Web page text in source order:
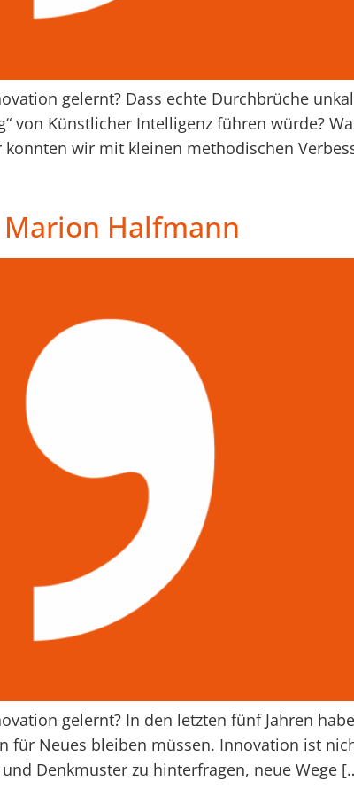
gelernt? Dass echte Durchbrüche
von Künstlicher Intelligenz führen würde?
wir mit kleinen methodischen
Halfmann
gelernt? In den letzten fünf Jahren
Neues bleiben müssen. Innovation ist
Denkmuster zu hinterfragen, neue Wege